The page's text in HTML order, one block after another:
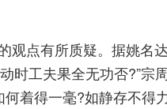
观点有所质疑。据姚名
时工夫果全无功否?”宗
着得一毫?如静存不得